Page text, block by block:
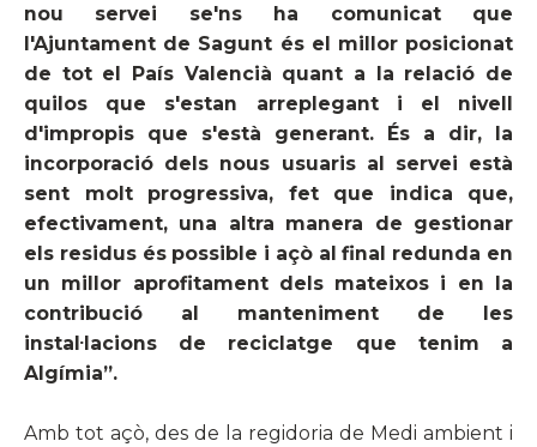
nou servei se'ns ha comunicat que
l'Ajuntament de Sagunt és el millor posicionat
de tot el País Valencià quant a la relació de
quilos que s'estan arreplegant i el nivell
d'impropis que s'està generant. És a dir, la
incorporació dels nous usuaris al servei està
sent molt progressiva, fet que indica que,
efectivament, una altra manera de gestionar
els residus és possible i açò al final redunda en
un millor aprofitament dels mateixos i en la
contribució al manteniment de les
instal·lacions de reciclatge que tenim a
Algímia”.
Amb tot açò, des de la regidoria de Medi ambient i